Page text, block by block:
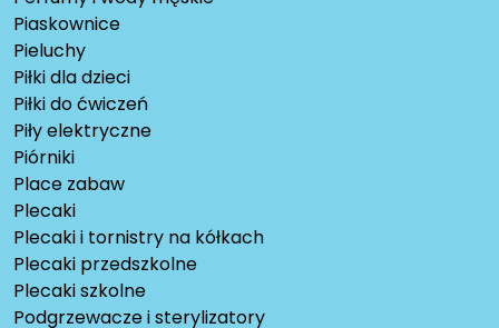
Piaskownice
Pieluchy
Piłki dla dzieci
Piłki do ćwiczeń
Piły elektryczne
Piórniki
Place zabaw
Plecaki
Plecaki i tornistry na kółkach
Plecaki przedszkolne
Plecaki szkolne
Podgrzewacze i sterylizatory